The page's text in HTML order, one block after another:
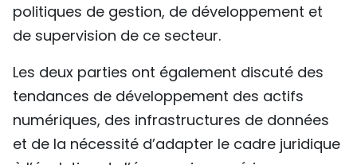
politiques de gestion, de développement et
de supervision de ce secteur.
Les deux parties ont également discuté des
tendances de développement des actifs
numériques, des infrastructures de données
et de la nécessité d’adapter le cadre juridique